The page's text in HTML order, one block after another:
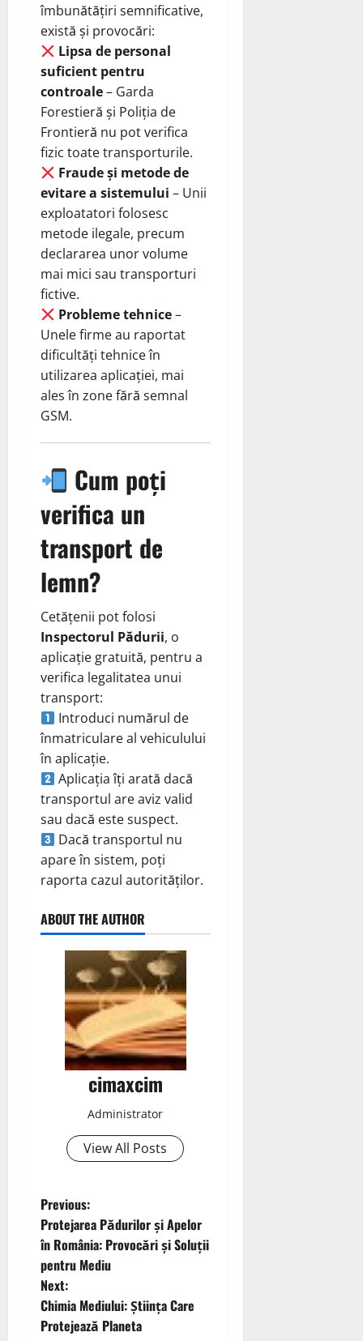
îmbunătățiri semnificative,
există și provocări:
Lipsa de personal
suficient pentru
controale– Garda
Forestieră și Poliția de
Frontieră nu pot verifica
fizic toate transporturile.
Fraude și metode de
evitare a sistemului – Unii
exploatatori folosesc
metode ilegale, precum
declararea unor volume
mai mici sau transporturi
fictive.
Probleme tehnice–
Unele firme au raportat
dificultăți tehnice în
utilizarea aplicației, mai
ales în zone fără semnal
GSM.
Cum poți
verifica un
transport de
lemn?
Cetățenii pot folosi
Inspectorul Pădurii, o
aplicație gratuită, pentru a
verifica legalitatea unui
transport:
Introduci numărul de
înmatriculare al vehiculului
în aplicație.
Aplicația îți arată dacă
transportul are aviz valid
sau dacă este suspect.
Dacă transportul nu
apare în sistem, poți
raporta cazul autorităților.
ABOUT THE AUTHOR
cimaxcim
Administrator
View All Posts
P
o
s
t
Previous:
Protejarea Pădurilor și Apelor
în România: Provocări și Soluții
pentru Mediu
Next:
Chimia Mediului: Știința Care
Protejează Planeta